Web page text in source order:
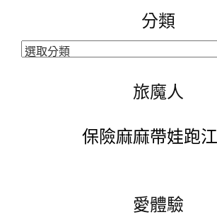
分類
分
旅魔人
保險麻麻帶娃跑
愛體驗